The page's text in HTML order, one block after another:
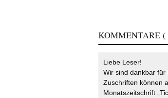
KOMMENTARE (
Liebe Leser!
Wir sind dankbar
Zuschriften können
Monatszeitschrift